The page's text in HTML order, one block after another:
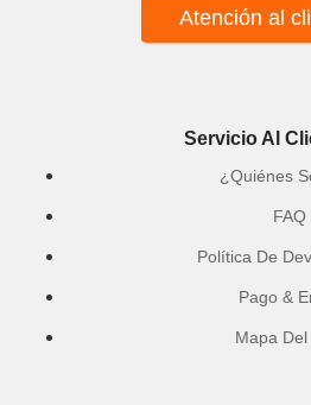
Atención al
Servicio Al
¿Quiénes
FAQ
Política De
Pago &
Mapa Del